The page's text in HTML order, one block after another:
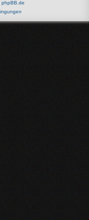
phpBB.de